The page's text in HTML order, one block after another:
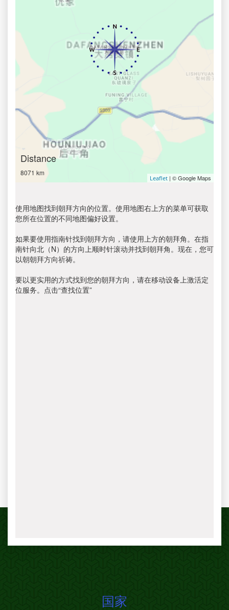
Distance
8071 km
Leaflet | © Google Maps
使用地图找到朝拜方向的位置。使用地图右上方的菜单可获取
您所在位置的不同地图偏好设置。
如果要使用指南针找到朝拜方向，请使用上方的朝拜角。在指
南针向北（N）的方向上顺时针滚动并找到朝拜角。现在，您可
以朝朝拜方向祈祷。
要以更实用的方式找到您的朝拜方向，请在移动设备上激活定
位服务。点击“查找位置”
国家